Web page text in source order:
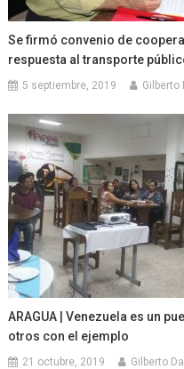
Se firmó convenio de
respuesta al transporte
5 septiembre, 2019 Gilberto
ARAGUA | Venezuela es un
otros con el ejemplo
21 octubre, 2019 Gilberto